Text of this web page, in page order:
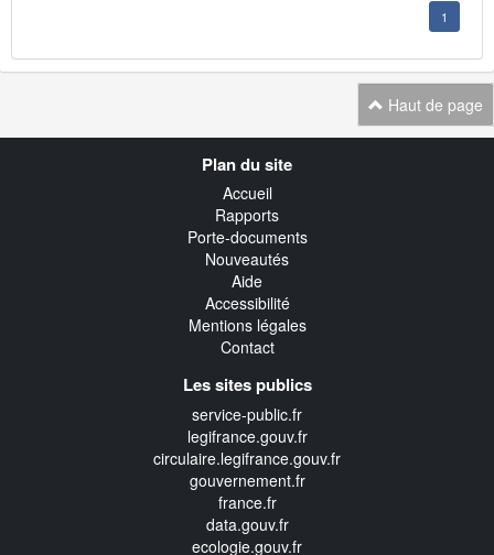
1
Haut de page
Plan du site
Accueil
Rapports
Porte-documents
Nouveautés
Aide
Accessibilité
Mentions légales
Contact
Les sites publics
service-public.fr
legifrance.gouv.fr
circulaire.legifrance.gouv.fr
gouvernement.fr
france.fr
data.gouv.fr
ecologie.gouv.fr